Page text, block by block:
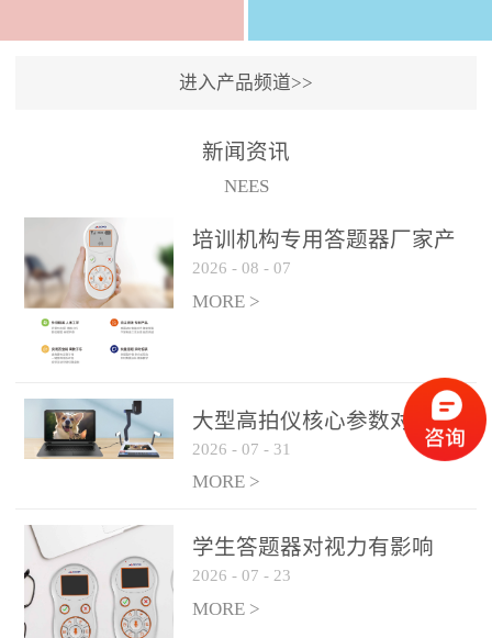
打造的互动授课软件，
QVote 以 “让每一堂课都充
功能与数据化教学分析，
课堂互动解决方案，重新
定义了师生互动的新模
式。极简操作，轻松融入
教学流程QVote 深谙教师
教学节奏的重要性，采用
念，教师无需复杂培训即
可快速上手。软件支持与
PPT、白板等常用教学工具
几步：打开软件、选择互
动模式、发起互动任务，
整个过程不超过 30 秒，完
美融入正常教学流程，避
进入产品频道>>
新闻资讯
NEES
培训机构专用答题器厂家产
品方案
2026 - 08 - 07
MORE >
大型高拍仪核心参数对比与
选购建议
2026 - 07 - 31
MORE >
学生答题器对视力有影响
吗？
2026 - 07 - 23
MORE >